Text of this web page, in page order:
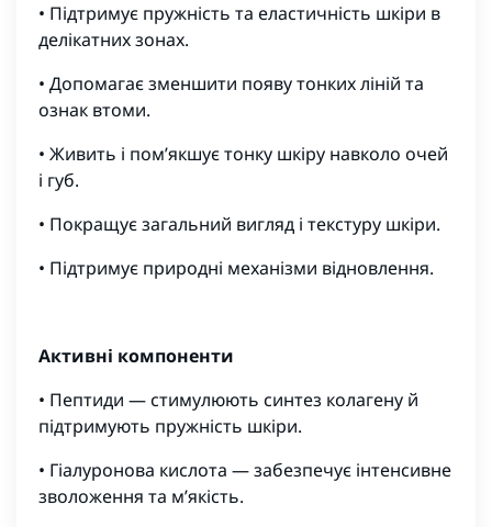
• Підтримує пружність та еластичність шкіри в
делікатних зонах.
• Допомагає зменшити появу тонких ліній та
ознак втоми.
• Живить і пом’якшує тонку шкіру навколо очей
і губ.
• Покращує загальний вигляд і текстуру шкіри.
• Підтримує природні механізми відновлення.
Активні компоненти
• Пептиди — стимулюють синтез колагену й
підтримують пружність шкіри.
• Гіалуронова кислота — забезпечує інтенсивне
зволоження та м’якість.